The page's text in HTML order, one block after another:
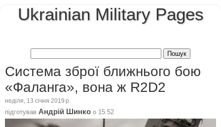
Ukrainian Military Pages
Система зброї ближнього бою
«Фаланга», вона ж R2D2
неділя, 13 січня 2019 р.
підготував Андрій Шинко о 15:52